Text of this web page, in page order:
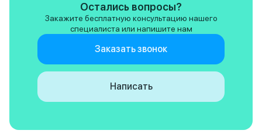
Остались вопросы?
Закажите бесплатную консультацию нашего
специалиста или напишите нам
Заказать звонок
Написать